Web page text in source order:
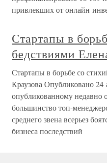
привлекших от онлайн-
Стартапы в
бедствиями
Стартапы в борьбе со
Краузова Опубликовано 24
опубликованному недавно
большинство топ-
среднего звена всерьез
бизнеса последствий